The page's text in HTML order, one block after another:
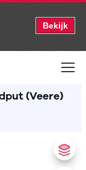
Bekijk
(Veere)